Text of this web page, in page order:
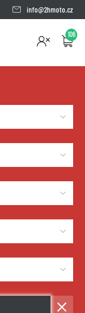
info@2hmoto.cz
106